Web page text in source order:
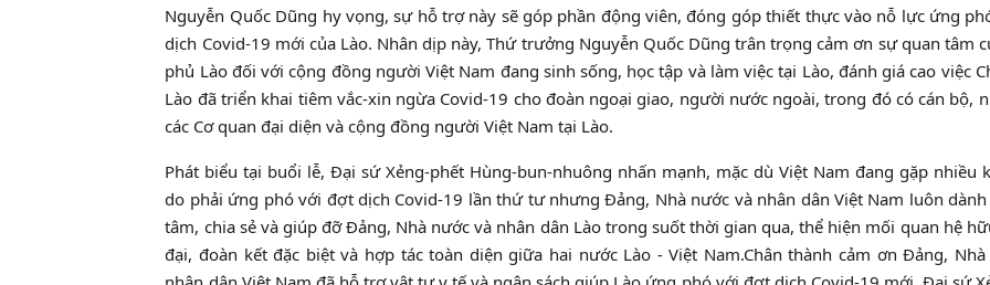
Nguyễn Quốc Dũng hy vọng, sự hỗ trợ này sẽ góp phần động viên, đóng góp thiết thực vào nỗ lực ứng
dịch Covid-19 mới của Lào. Nhân dịp này, Thứ trưởng Nguyễn Quốc Dũng trân trọng cảm ơn sự quan tâm
phủ Lào đối với cộng đồng người Việt Nam đang sinh sống, học tập và làm việc tại Lào, đánh giá cao việc
Lào đã triển khai tiêm vắc-xin ngừa Covid-19 cho đoàn ngoại giao, người nước ngoài, trong đó có cán bộ,
các Cơ quan đại diện và cộng đồng người Việt Nam tại Lào.
Phát biểu tại buổi lễ, Đại sứ Xẻng-phết Hùng-bun-nhuông nhấn mạnh, mặc dù Việt Nam đang gặp nhiều
do phải ứng phó với đợt dịch Covid-19 lần thứ tư nhưng Đảng, Nhà nước và nhân dân Việt Nam luôn
tâm, chia sẻ và giúp đỡ Đảng, Nhà nước và nhân dân Lào trong suốt thời gian qua, thể hiện mối quan hệ
đại, đoàn kết đặc biệt và hợp tác toàn diện giữa hai nước Lào - Việt Nam.Chân thành cảm ơn Đảng,